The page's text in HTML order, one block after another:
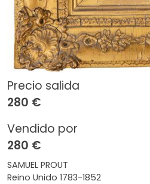
Precio salida
280 €
Vendido por
280 €
SAMUEL PROUT
Reino Unido 1783-1852